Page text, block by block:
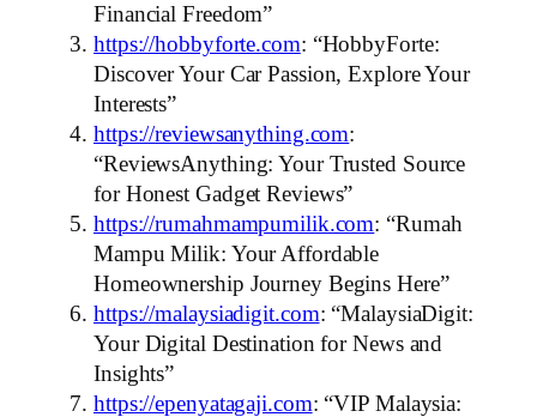
Financial Freedom”
https://hobbyforte.com: “HobbyForte:
Discover Your Car Passion, Explore Your
Interests”
https://reviewsanything.com:
“ReviewsAnything: Your Trusted Source
for Honest Gadget Reviews”
https://rumahmampumilik.com: “Rumah
Mampu Milik: Your Affordable
Homeownership Journey Begins Here”
https://malaysiadigit.com: “MalaysiaDigit:
Your Digital Destination for News and
Insights”
https://epenyatagaji.com: “VIP Malaysia: